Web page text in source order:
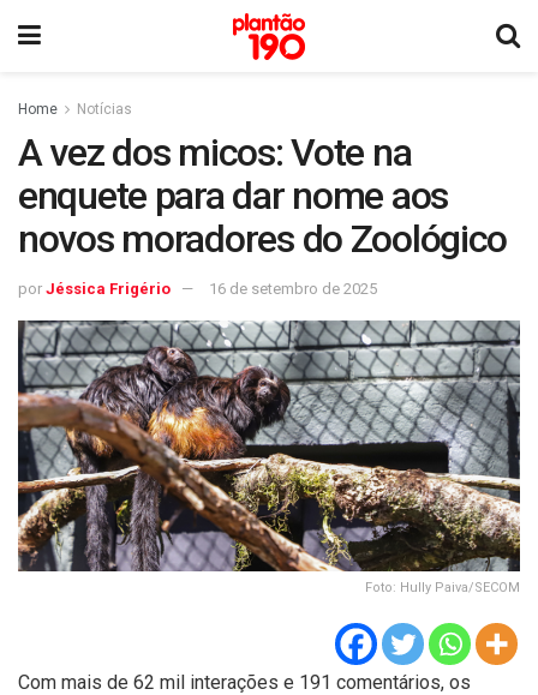
Home Notícias
A vez dos micos: Vote na
enquete para dar nome aos
novos moradores do Zoológico
por Jéssica Frigério 16 de setembro de 2025
Foto: Hully Paiva/SECOM
Com mais de 62 mil interações e 191 comentários, os